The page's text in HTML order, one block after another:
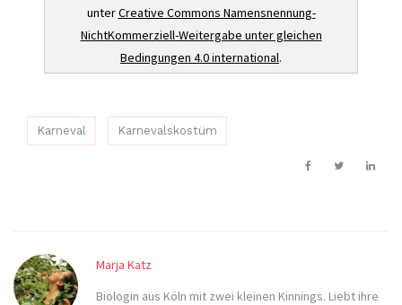
unterCreative Commons Namensnennung-
NichtKommerziell-Weitergabe unter gleichen
Bedingungen 4.0 international.
Karneval Karnevalskostüm
Marja Katz
Biologin aus Köln mit zwei kleinen Kinnings. Liebt ihre